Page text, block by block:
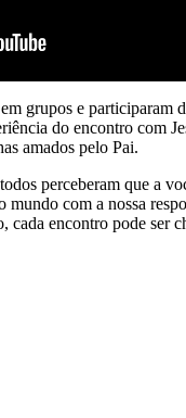
grupos e participaram
do encontro com
amados pelo Pai.
perceberam que a
com a nossa
cada encontro pode ser